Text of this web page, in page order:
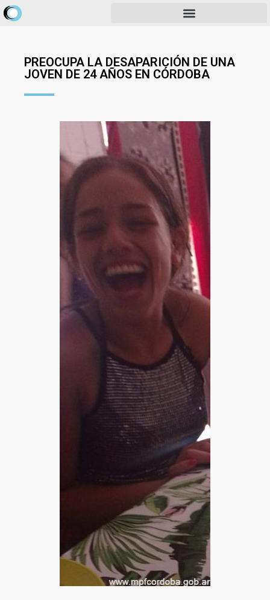
PREOCUPA LA DESAPARICIÓN DE UNA
JOVEN DE 24 AÑOS EN CÓRDOBA